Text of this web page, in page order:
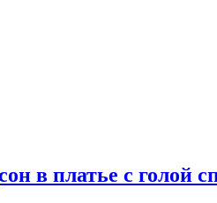
в платье с голой